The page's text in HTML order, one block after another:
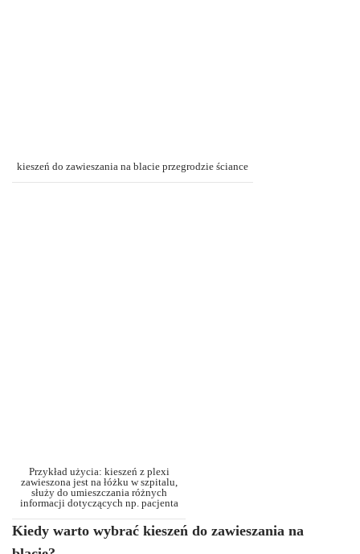
kieszeń do zawieszania na blacie przegrodzie ściance
Przykład użycia: kieszeń z plexi
zawieszona jest na łóżku w szpitalu,
służy do umieszczania różnych
informacji dotyczących np. pacjenta
Kiedy warto wybrać kieszeń do zawieszania na